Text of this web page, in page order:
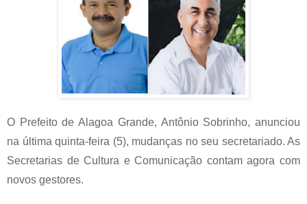
O Prefeito de Alagoa Grande, Antônio Sobrinho, anunciou
na última quinta-feira (5), mudanças no seu secretariado. As
Secretarias de Cultura e Comunicação contam agora com
novos gestores.